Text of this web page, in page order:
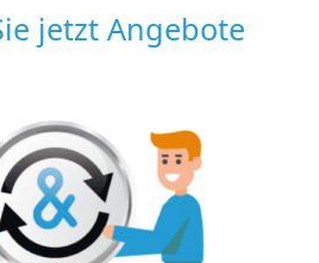
jetzt Angebote